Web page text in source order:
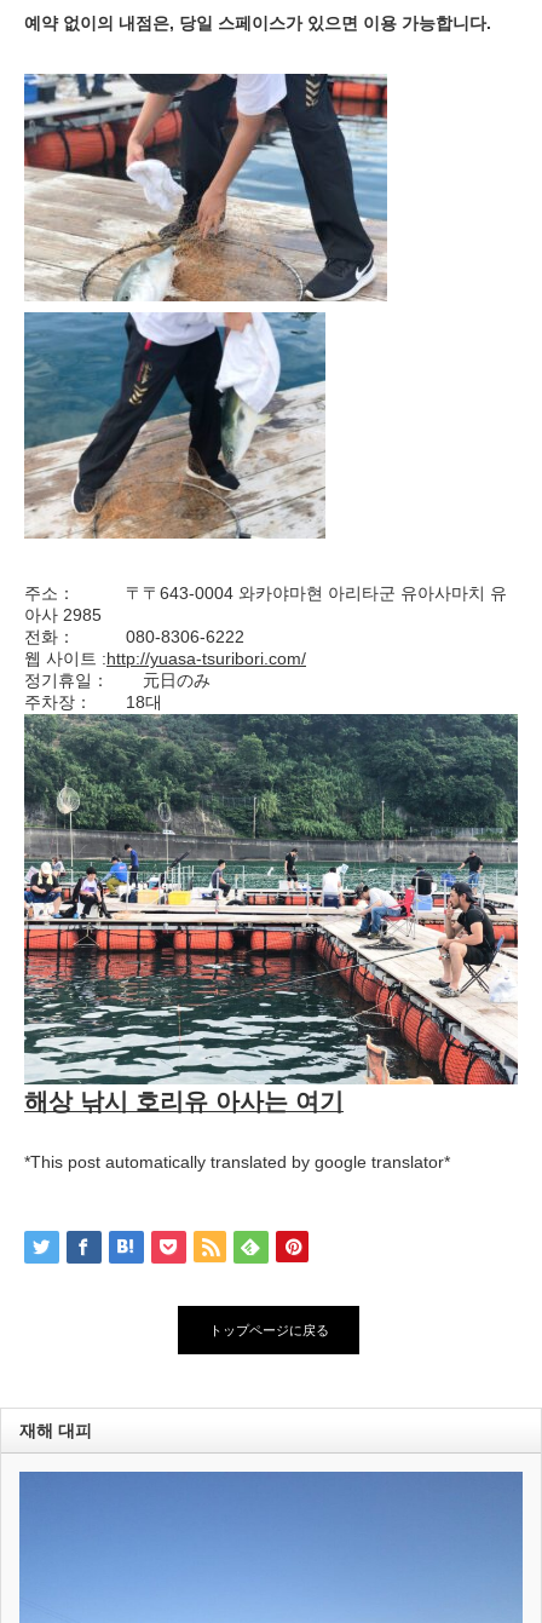
예약 없이의 내점은, 당일 스페이스가 있으면 이용 가능합니다.
주소： 〒〒643-0004 와카야마현 아리타군 유아사마치 유
아사 2985
전화： 080-8306-6222
웹 사이트 :http://yuasa-tsuribori.com/
정기휴일： 元日のみ
주차장： 18대
해상 낚시 호리유 아사는 여기
*This post automatically translated by google translator*
トップページに戻る
재해 대피